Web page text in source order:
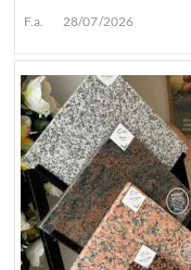
F.a. 28/07/2026